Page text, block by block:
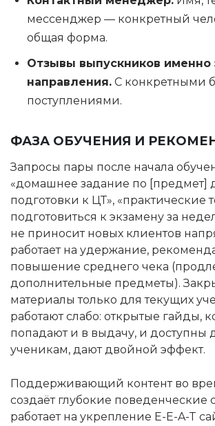
мессенджер — конкретный
общая форма.
Отзывы выпускников именно
направления. С конкретными
поступлениями.
ФАЗА ОБУЧЕНИЯ И
Запросы пары после начала
«домашнее задание по [предмет]
подготовки к ЦТ», «практические
подготовиться к экзамену за
не приносит новых клиентов
работает на удержание,
повышение среднего чека
дополнительные предметы).
материалы только для текущих
работают слабо: открытые гайды,
попадают и в выдачу, и доступны
ученикам, дают двойной эффект.
Поддерживающий контент во
создаёт глубокие поведенческие
работает на укрепление E-E-A-T